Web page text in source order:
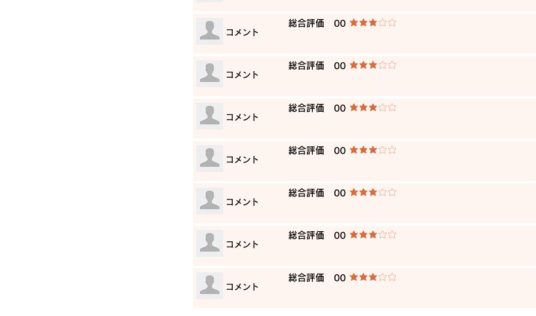
​総合評価 00 average rating is 3 out of 5
​コメント
​総合評価 00 average rating is 3 out of 5
​コメント
​総合評価 00 average rating is 3 out of 5
​コメント
​総合評価 00 average rating is 3 out of 5
​コメント
​総合評価 00 average rating is 3 out of 5
​コメント
​総合評価 00 average rating is 3 out of 5
​コメント
​総合評価 00 average rating is 3 out of 5
​コメント